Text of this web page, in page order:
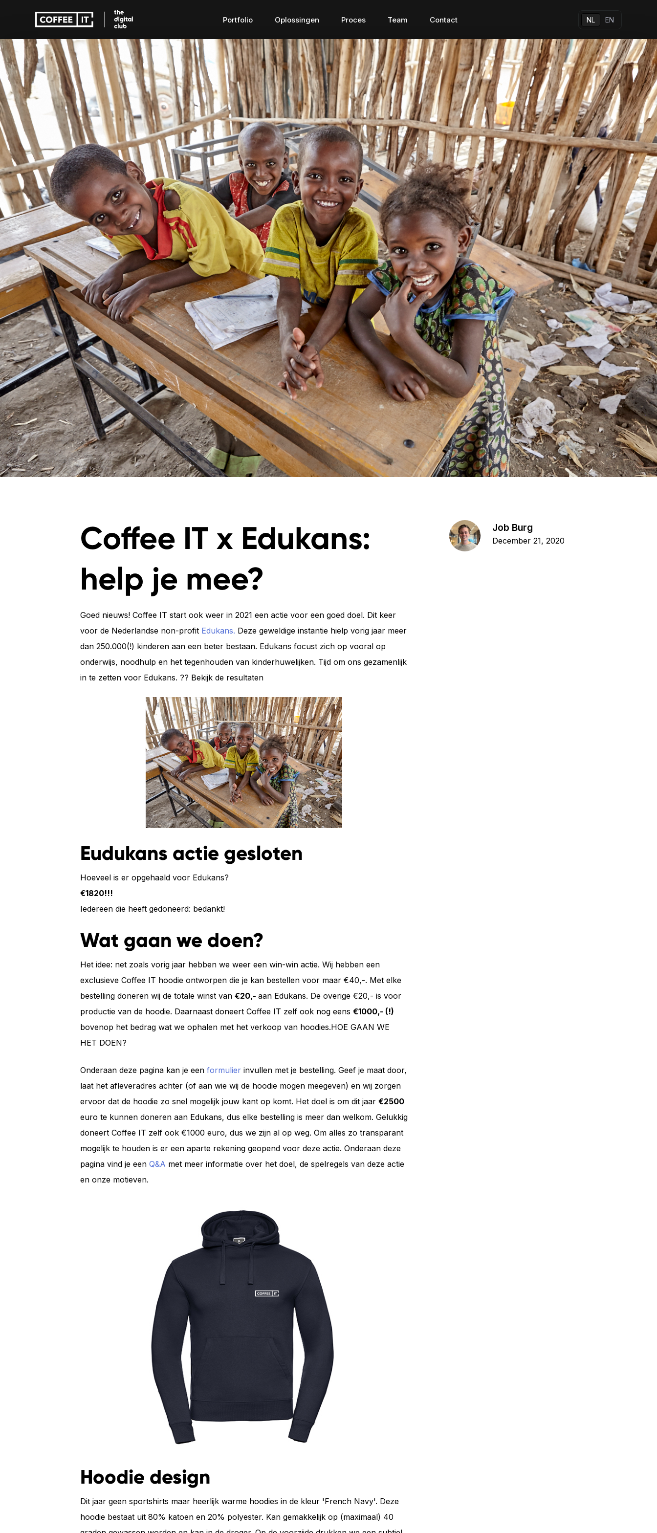
Portfolio Oplossingen Proces Team Contact
Educatie apps Zorg apps Connected apps Digital Transformation Al onze apps
Educatie apps
Verbeter onderwijs met
plezier en betrokkenheid
tijdens het leren.
Zorg apps
Toegankelijke zorg waar
privacy en veiligheid voorop
staat.
Connected apps
De brug voor het verbinden
van apparaten en systemen.
Digital Transformation
Digitaliseer en breng
efficiëntie in je processen.
Andere oplossingen
Native apps
Hybrid apps
Web apps
App design
Ga naar
Testimonials
Ons team
Vacatures
Bezoek ons kantoor
Vliegend Hertlaan 41
3526 KT Utrecht
Direct contact opnemen
+31 30 737 1093
contact@coffeeit.nl
Alle contactgegevens
Stel direct je vraag door het contactformulier in te
vullen.
NL EN
Coffee IT x Edukans:
help je mee?
Goed nieuws! Coffee IT start ook weer in 2021 een actie voor een goed doel. Dit keer
voor de Nederlandse non-profit Edukans. Deze geweldige instantie hielp vorig jaar meer
dan 250.000(!) kinderen aan een beter bestaan. Edukans focust zich op vooral op
onderwijs, noodhulp en het tegenhouden van kinderhuwelijken. Tijd om ons gezamenlijk
in te zetten voor Edukans. ?? Bekijk de resultaten
Eudukans actie gesloten
Hoeveel is er opgehaald voor Edukans?
€1820!!!
Iedereen die heeft gedoneerd: bedankt!
Wat gaan we doen?
Het idee: net zoals vorig jaar hebben we weer een win-win actie. Wij hebben een
exclusieve Coffee IT hoodie ontworpen die je kan bestellen voor maar €40,-. Met elke
bestelling doneren wij de totale winst van €20,- aan Edukans. De overige €20,- is voor
productie van de hoodie. Daarnaast doneert Coffee IT zelf ook nog eens €1000,- (!)
bovenop het bedrag wat we ophalen met het verkoop van hoodies.HOE GAAN WE
HET DOEN?
Onderaan deze pagina kan je een formulier invullen met je bestelling. Geef je maat door,
laat het afleveradres achter (of aan wie wij de hoodie mogen meegeven) en wij zorgen
ervoor dat de hoodie zo snel mogelijk jouw kant op komt. Het doel is om dit jaar €2500
euro te kunnen doneren aan Edukans, dus elke bestelling is meer dan welkom. Gelukkig
doneert Coffee IT zelf ook €1000 euro, dus we zijn al op weg. Om alles zo transparant
mogelijk te houden is er een aparte rekening geopend voor deze actie. Onderaan deze
pagina vind je een Q&A met meer informatie over het doel, de spelregels van deze actie
en onze motieven.
Hoodie design
Dit jaar geen sportshirts maar heerlijk warme hoodies in de kleur 'French Navy'. Deze
hoodie bestaat uit 80% katoen en 20% polyester. Kan gemakkelijk op (maximaal) 40
Job Burg
December 21, 2020